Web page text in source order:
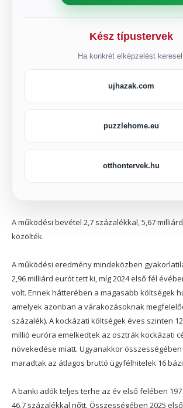
Kész típustervek
Ha konkrét elképzelést
ujhazak.com
puzzlehome.eu
otthontervek.hu
A működési bevétel 2,7 százalékkal, 5,67
közölték.
A működési eredmény mindeközben
2,96 milliárd eurót tett ki, míg 2024 első fél
volt. Ennek hátterében a magasabb költségek
amelyek azonban a várakozásoknak
százalék). A kockázati költségek éves szinten
millió euróra emelkedtek az osztrák kockázati
növekedése miatt. Ugyanakkor
maradtak az átlagos bruttó ügyfélhitelek 16
A banki adók teljes terhe az év első felében
46,7 százalékkal nőtt. Összességében 2025